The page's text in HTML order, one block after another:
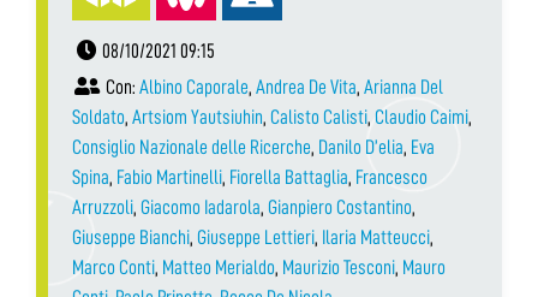
08/10/2021 09:15
Con: Albino Caporale, Andrea De Vita, Arianna Del
Soldato, Artsiom Yautsiuhin, Calisto Calisti, Claudio Caimi,
Consiglio Nazionale delle Ricerche, Danilo D’elia, Eva
Spina, Fabio Martinelli, Fiorella Battaglia, Francesco
Arruzzoli, Giacomo Iadarola, Gianpiero Costantino,
Giuseppe Bianchi, Giuseppe Lettieri, Ilaria Matteucci,
Marco Conti, Matteo Merialdo, Maurizio Tesconi, Mauro